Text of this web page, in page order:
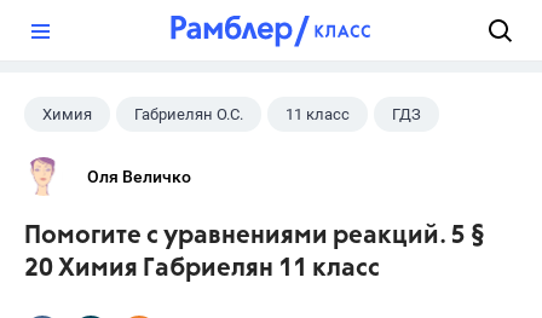
Химия Габриелян О.С. 11 класс ГДЗ
Оля Величко
Помогите с уравнениями реакций. 5 §
20 Химия Габриелян 11 класс